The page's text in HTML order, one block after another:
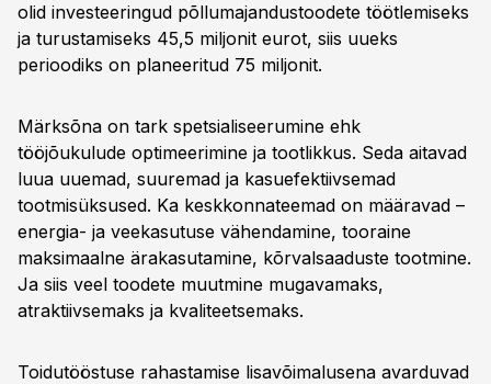
olid investeeringud põllumajandustoodete töötlemiseks
ja turustamiseks 45,5 miljonit eurot, siis uueks
perioodiks on planeeritud 75 miljonit.
Märksõna on tark spetsialiseerumine ehk
tööjõukulude optimeerimine ja tootlikkus. Seda aitavad
luua uuemad, suuremad ja kasuefektiivsemad
tootmisüksused. Ka keskkonnateemad on määravad –
energia- ja veekasutuse vähendamine, tooraine
maksimaalne ärakasutamine, kõrvalsaaduste tootmine.
Ja siis veel toodete muutmine mugavamaks,
atraktiivsemaks ja kvaliteetsemaks.
Toidutööstuse rahastamise lisavõimalusena avarduvad